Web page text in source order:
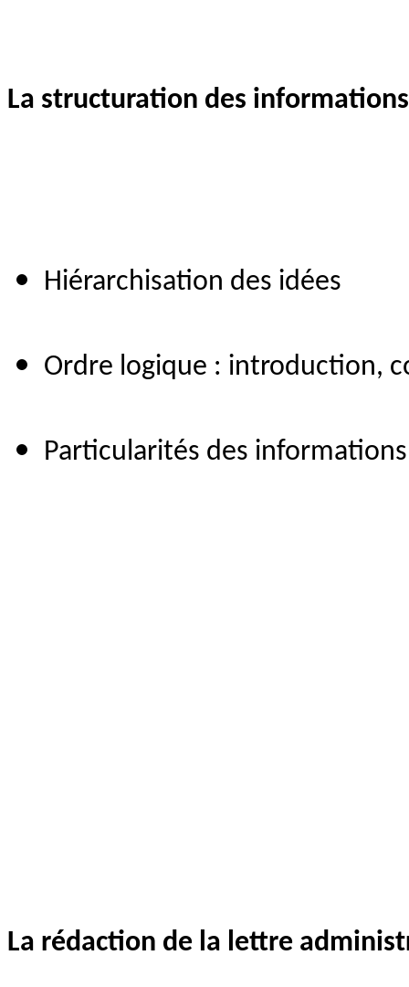
La structuration des
Hiérarchisation des idées
Ordre logique : introduction,
Particularités des
La rédaction de la lettre